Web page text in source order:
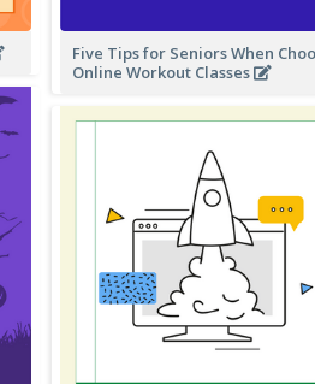
Five Tips for Seniors When
Online Workout Classes